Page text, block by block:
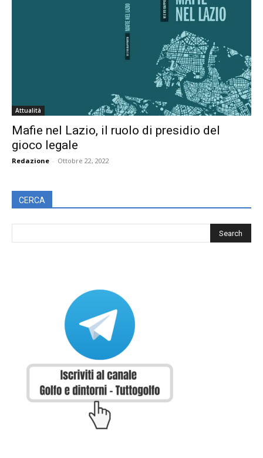
Attualità
Mafie nel Lazio, il ruolo di presidio del
gioco legale
Redazione - Ottobre 22, 2022
CERCA